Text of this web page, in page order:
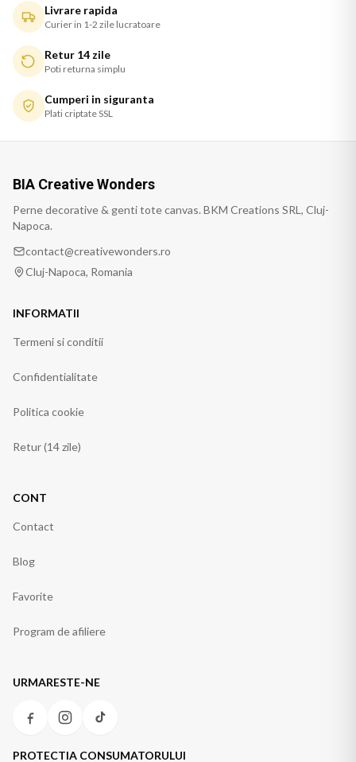
Livrare rapida
Curier in 1-2 zile lucratoare
Retur 14 zile
Poti returna simplu
Cumperi in siguranta
Plati criptate SSL
BIA Creative Wonders
Perne decorative & genti tote canvas. BKM Creations SRL, Cluj-
Napoca.
contact@creativewonders.ro
Cluj-Napoca, Romania
INFORMATII
Termeni si conditii
Confidentialitate
Politica cookie
Retur (14 zile)
CONT
Contact
Blog
Favorite
Program de afiliere
URMARESTE-NE
PROTECTIA CONSUMATORULUI